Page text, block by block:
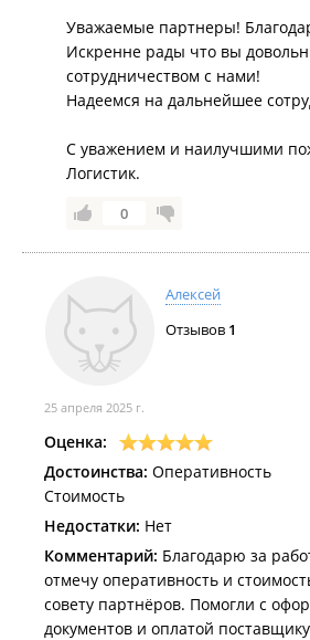
Уважаемые партнеры!
Искренне рады что вы
сотрудничеством с нами!
Надеемся на дальнейшее
С уважением и наилучшими
Логистик.
0
Алексей
Отзывов 1
25 апреля 2025 г.
Оценка:
Достоинства: Оперативность
Стоимость
Недостатки: Нет
Комментарий: Благодарю за
отмечу оперативность и
совету партнёров. Помогли с
документов и оплатой поставщику